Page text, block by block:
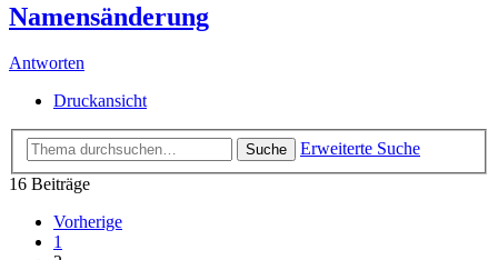
Namensänderung
Antworten
Druckansicht
Suche
Erweiterte Suche
16 Beiträge
Vorherige
1